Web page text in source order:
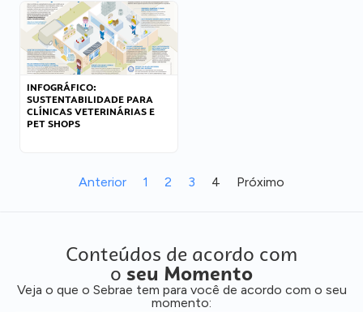
INFOGRÁFICO:
SUSTENTABILIDADE PARA
CLÍNICAS VETERINÁRIAS E
PET SHOPS
Anterior 1 2 3 4 Próximo
Conteúdos de acordo com
o seu Momento
Veja o que o Sebrae tem para você de acordo com o seu
momento: